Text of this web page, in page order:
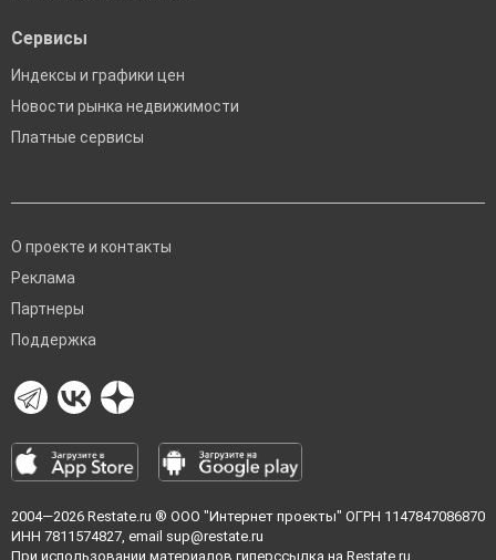
Сервисы
Индексы и графики цен
Новости рынка недвижимости
Платные сервисы
О проекте и контакты
Реклама
Партнеры
Поддержка
2004—2026 Restate.ru ® ООО "Интернет проекты" ОГРН 1147847086870
ИНН 7811574827, email sup@restate.ru
При использовании материалов гиперссылка на Restate.ru